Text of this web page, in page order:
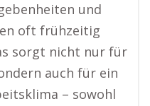
und
oft frühzeitig
sorgt nicht nur für
auch für ein
– sowohl